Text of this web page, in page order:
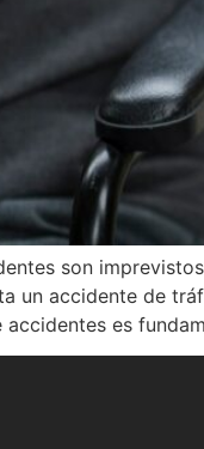
son
un accidente de
accidentes es